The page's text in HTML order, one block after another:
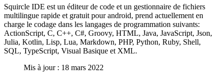
Squircle IDE est un éditeur de code et un gestionnaire de fichiers
multilingue rapide et gratuit pour android, prend actuellement en
charge le codage dans les langages de programmation suivants:
ActionScript, C, C++, C#, Groovy, HTML, Java, JavaScript, Json,
Julia, Kotlin, Lisp, Lua, Markdown, PHP, Python, Ruby, Shell,
SQL, TypeScript, Visual Basique et XML.
Mis à jour : 18 mars 2022